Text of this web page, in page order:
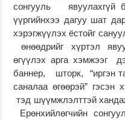
сонгууль
үүргийнхээ дагуу шат
хэрэгжүүлэх ёстойг
өнөөдрийг хүртэл
өгүүлэх арга хэмжээг
баннер, шторк, “иргэн
саналаа өгөөрэй” гэсэн
тэд шүүмжлэлттэй
Ерөнхийлөгчийн